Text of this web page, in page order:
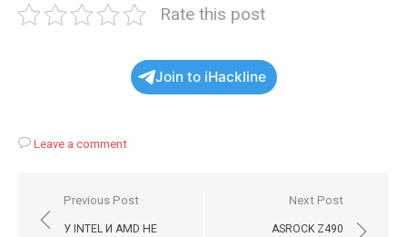
Rate this post
Join to iHackline
Leave a comment
Навигация
по
Previous Post
У INTEL И AMD НЕ
Next Post
ASROCK Z490